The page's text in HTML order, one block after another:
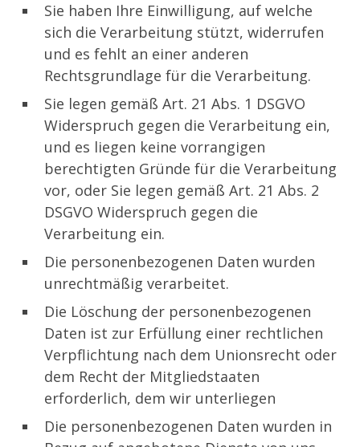
Sie haben Ihre Einwilligung, auf welche
sich die Verarbeitung stützt, widerrufen
und es fehlt an einer anderen
Rechtsgrundlage für die Verarbeitung.
Sie legen gemäß Art. 21 Abs. 1 DSGVO
Widerspruch gegen die Verarbeitung ein,
und es liegen keine vorrangigen
berechtigten Gründe für die Verarbeitung
vor, oder Sie legen gemäß Art. 21 Abs. 2
DSGVO Widerspruch gegen die
Verarbeitung ein.
Die personenbezogenen Daten wurden
unrechtmäßig verarbeitet.
Die Löschung der personenbezogenen
Daten ist zur Erfüllung einer rechtlichen
Verpflichtung nach dem Unionsrecht oder
dem Recht der Mitgliedstaaten
erforderlich, dem wir unterliegen
Die personenbezogenen Daten wurden in